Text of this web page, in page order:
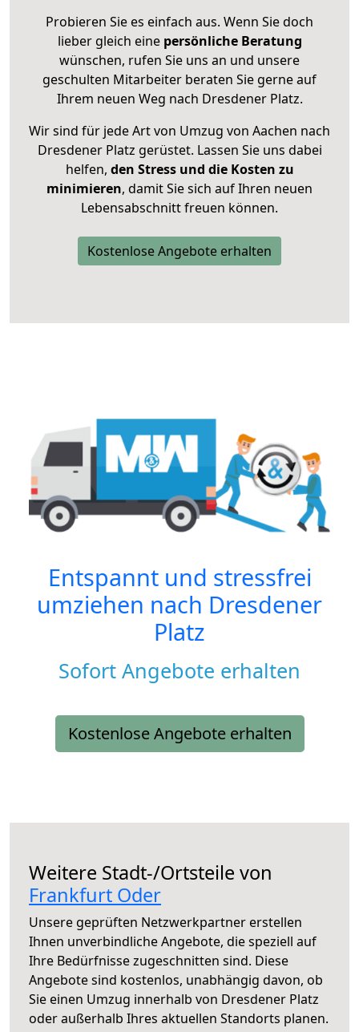
Probieren Sie es einfach aus. Wenn Sie doch
lieber gleich eine persönliche Beratung
wünschen, rufen Sie uns an und unsere
geschulten Mitarbeiter beraten Sie gerne auf
Ihrem neuen Weg nach Dresdener Platz.
Wir sind für jede Art von Umzug von Aachen nach
Dresdener Platz gerüstet. Lassen Sie uns dabei
helfen, den Stress und die Kosten zu
minimieren, damit Sie sich auf Ihren neuen
Lebensabschnitt freuen können.
Kostenlose Angebote erhalten
Entspannt und stressfrei
umziehen nach Dresdener
Platz
Sofort Angebote erhalten
Kostenlose Angebote erhalten
Weitere Stadt-/Ortsteile von
Frankfurt Oder
Unsere geprüften Netzwerkpartner erstellen
Ihnen unverbindliche Angebote, die speziell auf
Ihre Bedürfnisse zugeschnitten sind. Diese
Angebote sind kostenlos, unabhängig davon, ob
Sie einen Umzug innerhalb von Dresdener Platz
oder außerhalb Ihres aktuellen Standorts planen.